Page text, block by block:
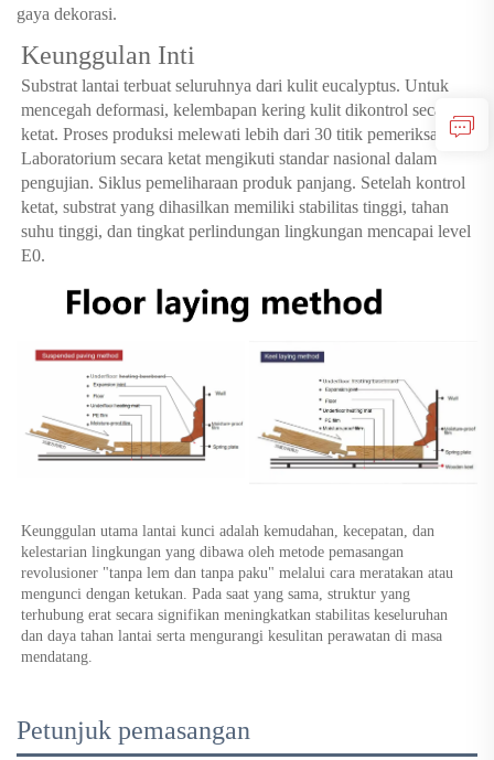
gaya dekorasi.
Keunggulan Inti
Substrat lantai terbuat seluruhnya dari kulit eucalyptus. Untuk
mencegah deformasi, kelembapan kering kulit dikontrol secara
ketat. Proses produksi melewati lebih dari 30 titik pemeriksaan.
Laboratorium secara ketat mengikuti standar nasional dalam
pengujian. Siklus pemeliharaan produk panjang. Setelah kontrol
ketat, substrat yang dihasilkan memiliki stabilitas tinggi, tahan
suhu tinggi, dan tingkat perlindungan lingkungan mencapai level
E0.
Keunggulan utama lantai kunci adalah kemudahan, kecepatan, dan
kelestarian lingkungan yang dibawa oleh metode pemasangan
revolusioner "tanpa lem dan tanpa paku" melalui cara meratakan atau
mengunci dengan ketukan. Pada saat yang sama, struktur yang
terhubung erat secara signifikan meningkatkan stabilitas keseluruhan
dan daya tahan lantai serta mengurangi kesulitan perawatan di masa
mendatang.
Petunjuk pemasangan